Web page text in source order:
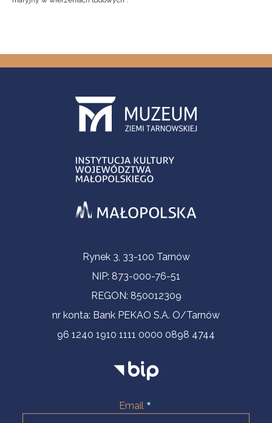
Informacje kontaktoweRynek 3, 33-100 Tarnów
NIP: 873-000-76-51
REGON: 850012309
nr konta: Bank PEKAO S.A. O/Tarnów
96 1240 1910 1111 0000 0898 4744
Email